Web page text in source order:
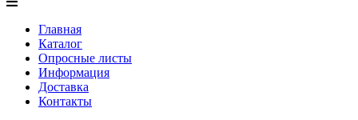
Главная
Каталог
Опросные листы
Информация
Доставка
Контакты